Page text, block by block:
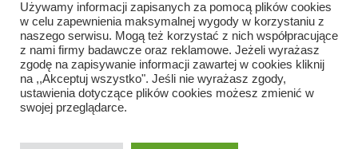
Redakcja
Używamy informacji zapisanych za pomocą plików cookies
w celu zapewnienia maksymalnej wygody w korzystaniu z
naszego serwisu. Mogą też korzystać z nich współpracujące
z nami firmy badawcze oraz reklamowe. Jeżeli wyrażasz
zgodę na zapisywanie informacji zawartej w cookies kliknij
na ,,Akceptuj wszystko". Jeśli nie wyrażasz zgody,
ustawienia dotyczące plików cookies możesz zmienić w
swojej przeglądarce.